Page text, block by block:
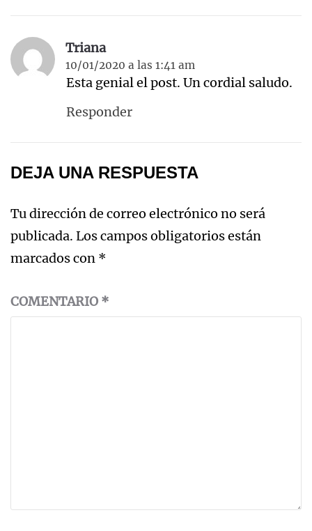
Triana
10/01/2020 a las 1:41 am
Esta genial el post. Un cordial saludo.
Responder
DEJA UNA RESPUESTA
Tu dirección de correo electrónico no será
publicada. Los campos obligatorios están
marcados con *
COMENTARIO *